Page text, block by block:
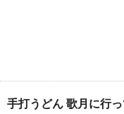
手打うどん 歌月に行